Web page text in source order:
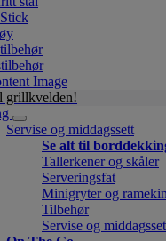
grillkvelden!
Servise og middagssett
Se alt til
Tallerkener og skåler
Serveringsfat
Minigryter og
Tilbehør
Servise og